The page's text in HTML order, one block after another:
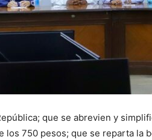
que se abrevien y
los 750 pesos; que se reparta la